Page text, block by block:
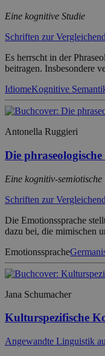
Eine kognitive Studie
Schriften zur
Es herrscht in der
beitragen. Insbesondere
IdiomeKognitive
Antonella Ruggieri
Die
Eine kognitiv-
Schriften zur
Die Emotionssprache
dazu bei, die mimischen
Emotionssprache
Jana Schumacher
Kulturspezifische
Angewandte Linguistik